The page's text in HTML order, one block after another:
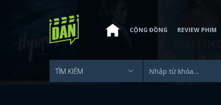
CỘNG ĐỒNG REVIEW PHIM